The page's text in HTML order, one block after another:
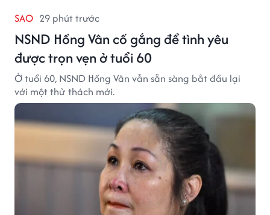
SAO 29 phút trước
NSND Hồng Vân cố gắng để tình yêu
được trọn vẹn ở tuổi 60
Ở tuổi 60, NSND Hồng Vân vẫn sẵn sàng bắt đầu lại
với một thử thách mới.